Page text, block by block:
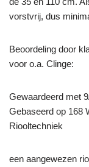
vorstvrij, dus
Beoordeling door
voor o.a. Clinge:
Gewaardeerd met
Gebaseerd op 168
Riooltechniek
een aangewezen